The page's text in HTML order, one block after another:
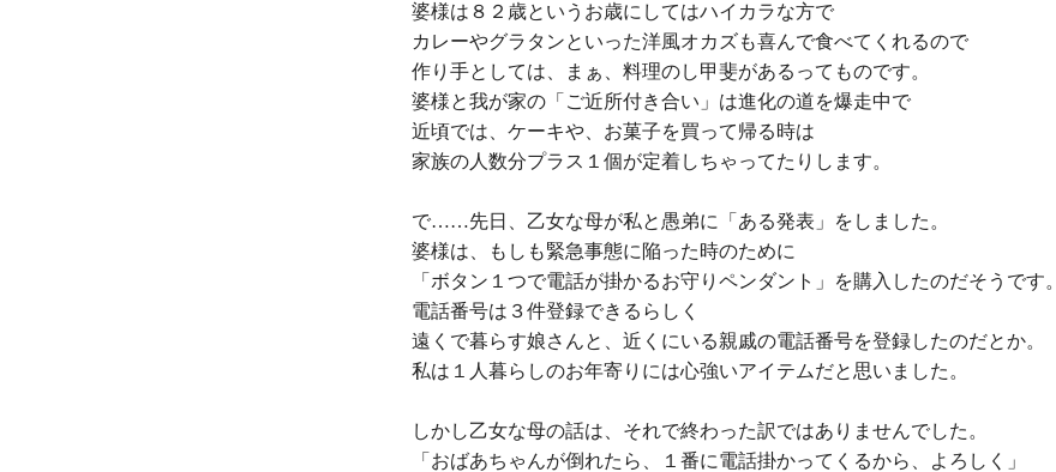
婆様は８２歳というお歳にしてはハイカラな方で
カレーやグラタンといった洋風オカズも喜んで食べてくれるので
作り手としては、まぁ、料理のし甲斐があるってものです。
婆様と我が家の「ご近所付き合い」は進化の道を爆走中で
近頃では、ケーキや、お菓子を買って帰る時は
家族の人数分プラス１個が定着しちゃってたりします。
で……先日、乙女な母が私と愚弟に「ある発表」をしました。
婆様は、もしも緊急事態に陥った時のために
「ボタン１つで電話が掛かるお守りペンダント」を購入したのだそうです。
電話番号は３件登録できるらしく
遠くで暮らす娘さんと、近くにいる親戚の電話番号を登録したのだとか。
私は１人暮らしのお年寄りには心強いアイテムだと思いました。
しかし乙女な母の話は、それで終わった訳ではありませんでした。
「おばあちゃんが倒れたら、１番に電話掛かってくるから、よろしく」